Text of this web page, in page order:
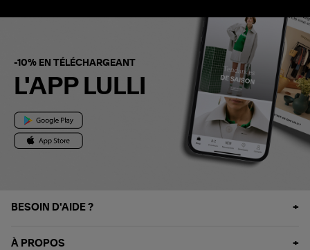
-10% EN TÉLÉCHARGEANT
L'APP LULLI
BESOIN D'AIDE ?
À PROPOS